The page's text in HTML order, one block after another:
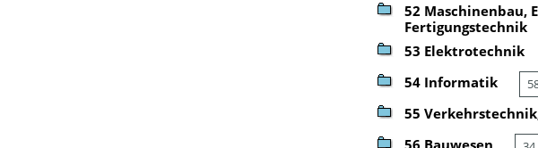
52 Maschinenbau,
Fertigungstechnik
53 Elektrotechnik
54 Informatik
55
56 Bauwesen